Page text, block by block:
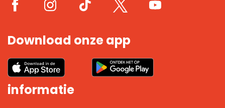
Download onze app
informatie